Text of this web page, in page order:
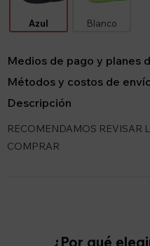
Azul Blanco
Medios de pago y planes
Métodos y costos de
Descripción
RECOMENDAMOS REVISAR
COMPRAR
¿Por qué